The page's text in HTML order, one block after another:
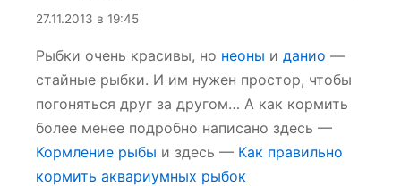
27.11.2013 в 19:45
Рыбки очень красивы, но неоны и данио —
стайные рыбки. И им нужен простор, чтобы
погоняться друг за другом… А как кормить
более менее подробно написано здесь —
Кормление рыбы и здесь — Как правильно
кормить аквариумных рыбок